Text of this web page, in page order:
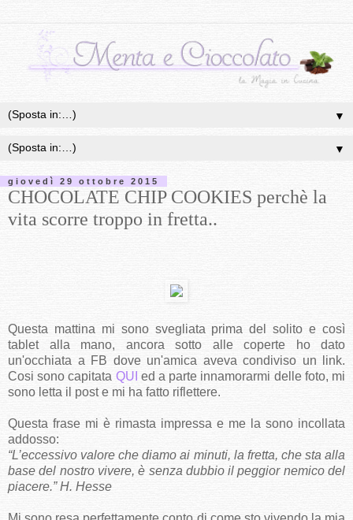
▼
▼
giovedì 29 ottobre 2015
CHOCOLATE CHIP COOKIES perchè la
vita scorre troppo in fretta..
Questa mattina mi sono svegliata prima del solito e così
tablet alla mano, ancora sotto alle coperte ho dato
un'occhiata a FB dove un'amica aveva condiviso un link.
Cosi sono capitata QUI ed a parte innamorarmi delle foto, mi
sono letta il post e mi ha fatto riflettere.
Questa frase mi è rimasta impressa e me la sono incollata
addosso:
“L’eccessivo valore che diamo ai minuti, la fretta, che sta alla
base del nostro vivere, è senza dubbio il peggior nemico del
piacere.” H. Hesse